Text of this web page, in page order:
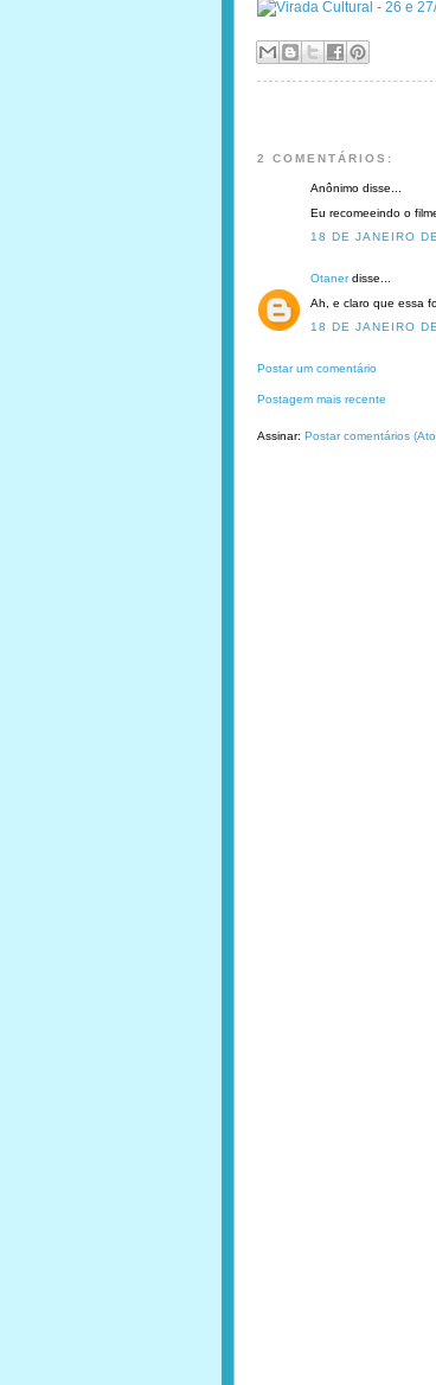
2 COMENTÁRIOS:
Anônimo disse...
Eu recomeeindo o
18 DE JANEIRO
Otanerdisse...
Ah, e claro que essa
18 DE JANEIRO
Postar um comentário
Postagem mais recente
Assinar: Postar comentários